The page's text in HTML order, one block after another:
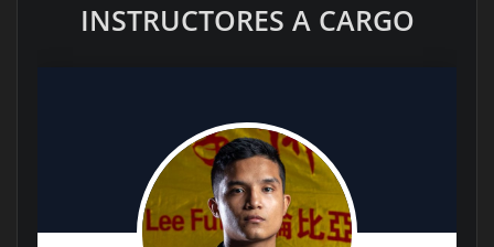
INSTRUCTORES A CARGO